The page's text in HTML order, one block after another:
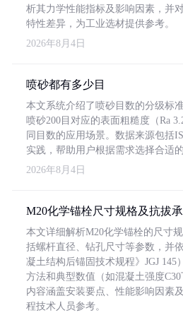
析其力学性能指标及影响因素，并
特性差异，为工业选材提供参考。
2026年8月4日
喷砂都有多少目
本文系统介绍了喷砂目数的分级标
喷砂200目对应的表面粗糙度（Ra
同目数的应用场景。数据来源包括
实践，帮助用户根据需求选择合适
2026年8月4日
M20化学锚栓尺寸规格及抗拔
本文详细解析M20化学锚栓的尺寸
括螺杆直径、钻孔尺寸等参数，并
凝土结构后锚固技术规程》JGJ 145
方法和典型数值（如混凝土强度C30
内容涵盖安装要点、性能影响因素
程技术人员参考。